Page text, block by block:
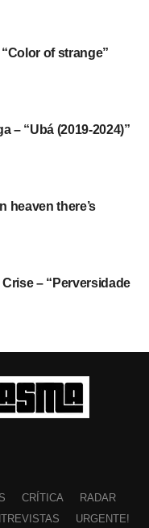
of strange”
– “Ubá (2019-2024)”
heaven there’s
– “Perversidade
CRÍTICA
RADAR
URGENTE!